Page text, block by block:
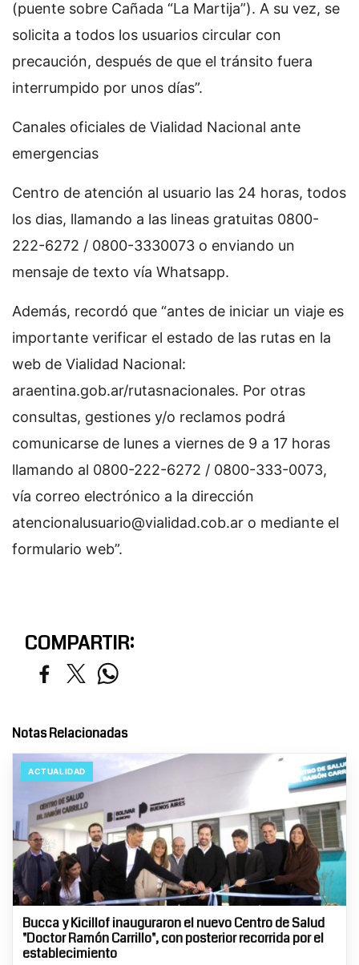
(puente sobre Cañada “La Martija”). A su vez, se
solicita a todos los usuarios circular con
precaución, después de que el tránsito fuera
interrumpido por unos días”.
Canales oficiales de Vialidad Nacional ante
emergencias
Centro de atención al usuario las 24 horas, todos
los dias, llamando a las lineas gratuitas 0800-
222-6272 / 0800-3330073 o enviando un
mensaje de texto vía Whatsapp.
Además, recordó que “antes de iniciar un viaje es
importante verificar el estado de las rutas en la
web de Vialidad Nacional:
araentina.gob.ar/rutasnacionales. Por otras
consultas, gestiones y/o reclamos podrá
comunicarse de lunes a viernes de 9 a 17 horas
llamando al 0800-222-6272 / 0800-333-0073,
vía correo electrónico a la dirección
atencionalusuario@vialidad.cob.ar o mediante el
formulario web”.
COMPARTIR:
Notas Relacionadas
ACTUALIDAD
Bucca y Kicillof inauguraron el nuevo Centro de Salud
"Doctor Ramón Carrillo", con posterior recorrida por el
establecimiento